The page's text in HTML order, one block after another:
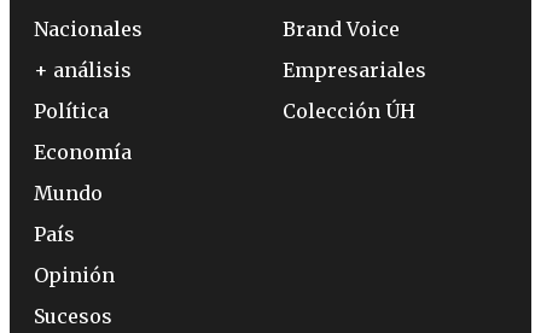
Nacionales
+ análisis
Política
Economía
Mundo
País
Opinión
Sucesos
Brand Voice
Empresariales
Colección ÚH